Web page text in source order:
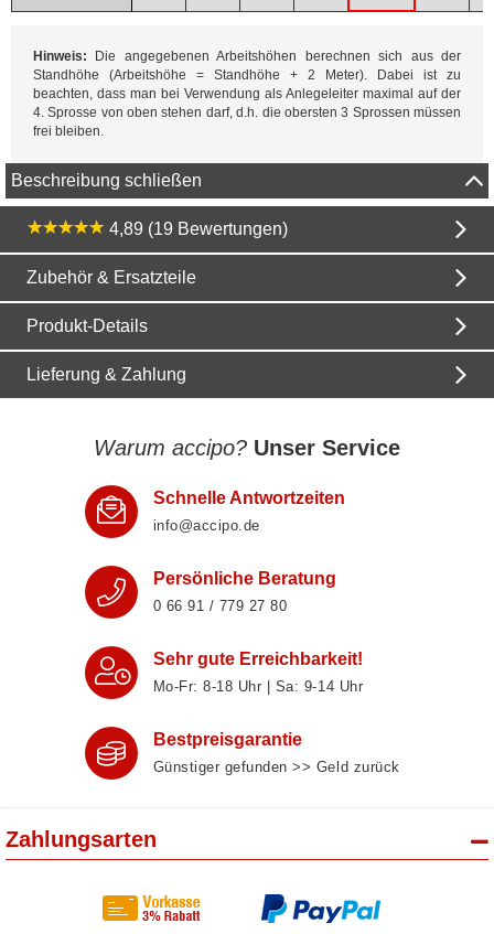
Hinweis: Die angegebenen Arbeitshöhen berechnen sich aus der
Standhöhe (Arbeitshöhe = Standhöhe + 2 Meter). Dabei ist zu
beachten, dass man bei Verwendung als Anlegeleiter maximal auf der
4. Sprosse von oben stehen darf, d.h. die obersten 3 Sprossen müssen
frei bleiben.
Beschreibung schließen
4,89 (19 Bewertungen)
Zubehör & Ersatzteile
Produkt-Details
Lieferung & Zahlung
Warum accipo? Unser Service
Schnelle Antwortzeiten
info@accipo.de
Persönliche Beratung
0 66 91 / 779 27 80
Sehr gute Erreichbarkeit!
Mo-Fr: 8‑18 Uhr | Sa: 9‑14 Uhr
Bestpreisgarantie
Günstiger gefunden >> Geld zurück
Zahlungsarten